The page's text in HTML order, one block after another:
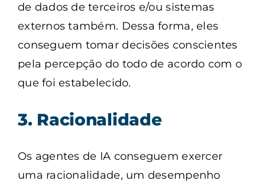
de dados de terceiros e/ou sistemas
externos também. Dessa forma, eles
conseguem tomar decisões conscientes
pela percepção do todo de acordo com o
que foi estabelecido.
3. Racionalidade
Os agentes de IA conseguem exercer
uma racionalidade, um desempenho